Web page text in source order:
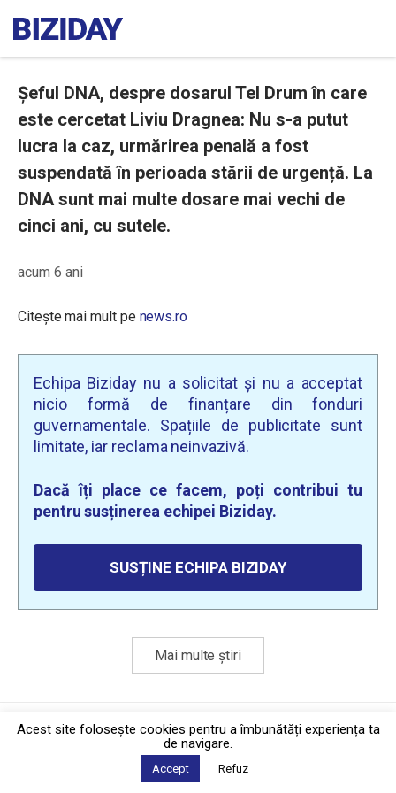
Șeful DNA, despre dosarul Tel Drum în care
este cercetat Liviu Dragnea: Nu s-a putut
lucra la caz, urmărirea penală a fost
suspendată în perioada stării de urgență. La
DNA sunt mai multe dosare mai vechi de
cinci ani, cu sutele.
acum 6 ani
Citește mai mult pe news.ro
Echipa Biziday nu a solicitat și nu a acceptat
nicio formă de finanțare din fonduri
guvernamentale. Spațiile de publicitate sunt
limitate, iar reclama neinvazivă.
Dacă îți place ce facem, poți contribui tu
pentru susținerea echipei Biziday.
SUSȚINE ECHIPA BIZIDAY
Mai multe știri
Politica de confidențialitate·Contact
2026 © Biziday
Acest site foloseşte cookies pentru a îmbunătăți experiența ta
de navigare.
Accept Refuz